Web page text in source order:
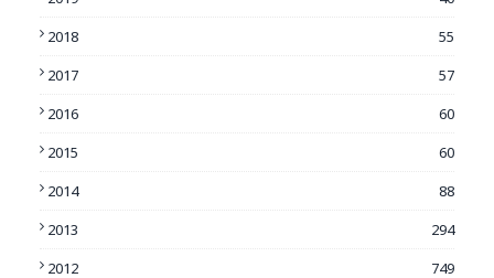
2018
55
2017
57
2016
60
2015
60
2014
88
2013
294
2012
749